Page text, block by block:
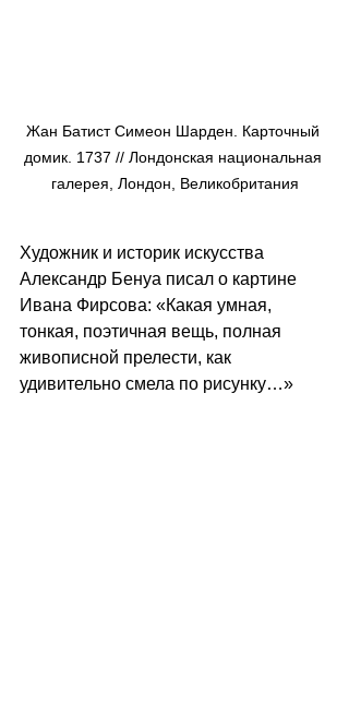
Жан Батист Симеон Шарден. Карточный
домик. 1737 // Лондонская национальная
галерея, Лондон, Великобритания
Художник и историк искусства
Александр Бенуа писал о картине
Ивана Фирсова: «Какая умная,
тонкая, поэтичная вещь, полная
живописной прелести, как